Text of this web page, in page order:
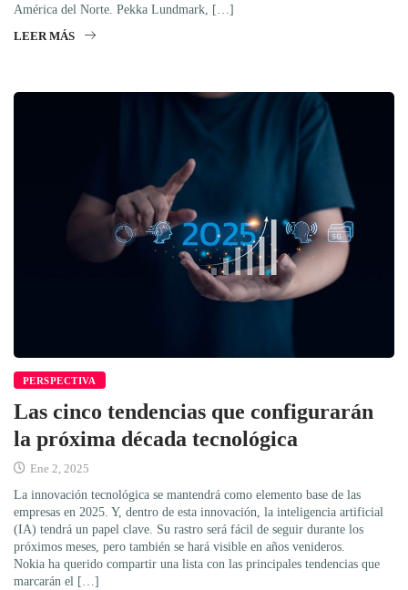
América del Norte. Pekka Lundmark, […]
LEER MÁS
PERSPECTIVA
Las cinco tendencias que configurarán
la próxima década tecnológica
Ene 2, 2025
La innovación tecnológica se mantendrá como elemento base de las
empresas en 2025. Y, dentro de esta innovación, la inteligencia artificial
(IA) tendrá un papel clave. Su rastro será fácil de seguir durante los
próximos meses, pero también se hará visible en años venideros.
Nokia ha querido compartir una lista con las principales tendencias que
marcarán el […]